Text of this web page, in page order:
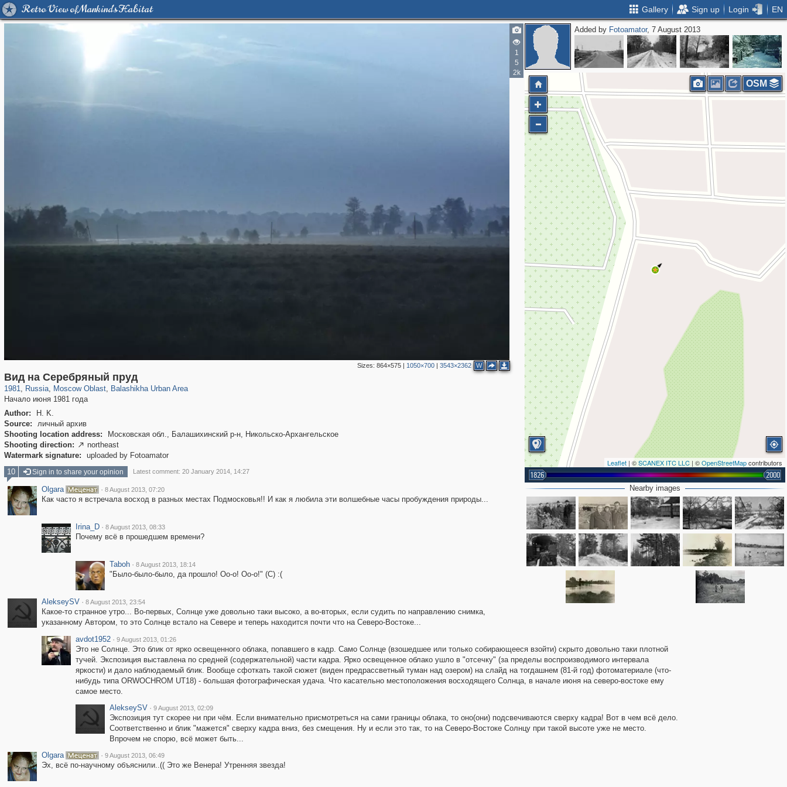
Retro View of Mankind's Habitat Gallery Sign up Login EN
1
5
2k
Sizes: 864×575| 1050×700| 3543×2362 W
Вид на Серебряный пруд
1981, Russia
1,406,683 29,243
, Moscow Oblast
96,407 1,691
, Balashikha Urban Area
3,272
Начало июня 1981 года
Author:
H. K.
Source:
личный архив
Shooting location address:
Московская обл., Балашихинский р-н, Никольско-Архангельское
Shooting direction:  northeast
Watermark signature:
uploaded by Fotoamator
Added by Fotoamator, 7 August 2013
Leaflet | ©SCANEX ITC LLC | ©OpenStreetMapcontributors
1826 2000
OSM
Nearby images
10 Sign in to share your opinion Latest comment: 20 January 2014, 14:27
Olgara · 8 August 2013, 07:20
Как часто я встречала восход в разных местах Подмосковья!! И как я любила эти волшебные часы пробуждения природы...
Irina_D · 8 August 2013, 08:33
Почему всё в прошедшем времени?
Taboh · 8 August 2013, 18:14
"Было-было-было, да прошло! Оо-о! Оо-о!" (С) :(
AlekseySV · 8 August 2013, 23:54
Какое-то странное утро... Во-первых, Солнце уже довольно таки высоко, а во-вторых, если судить по направлению снимка,
указанному Автором, то это Солнце встало на Севере и теперь находится почти что на Северо-Востоке...
avdot1952 · 9 August 2013, 01:26
Это не Солнце. Это блик от ярко освещенного облака, попавшего в кадр. Само Солнце (взошедшее или только собирающееся взойти) скрыто довольно таки плотной
тучей. Экспозиция выставлена по средней (содержательной) части кадра. Ярко освещенное облако ушло в "отсечку" (за пределы воспроизводимого интервала
яркости) и дало наблюдаемый блик. Вообще сфоткать такой сюжет (виден предрассветный туман над озером) на слайд на тогдашнем (81-й год) фотоматериале (что-
нибудь типа ORWOCHROM UT18) - большая фотографическая удача. Что касательно местоположения восходящего Солнца, в начале июня на северо-востоке ему
самое место.
AlekseySV · 9 August 2013, 02:09
Экспозиция тут скорее ни при чём. Если внимательно присмотреться на сами границы облака, то оно(они) подсвечиваются сверху кадра! Вот в чем всё дело.
Соответственно и блик "мажется" сверху кадра вниз, без смещения. Ну и если это так, то на Северо-Востоке Солнцу при такой высоте уже не место.
Впрочем не спорю, всё может быть...
Olgara
· 9 August 2013, 06:49
Эх, всё по-научному объяснили..(( Это же Венера! Утренняя звезда!